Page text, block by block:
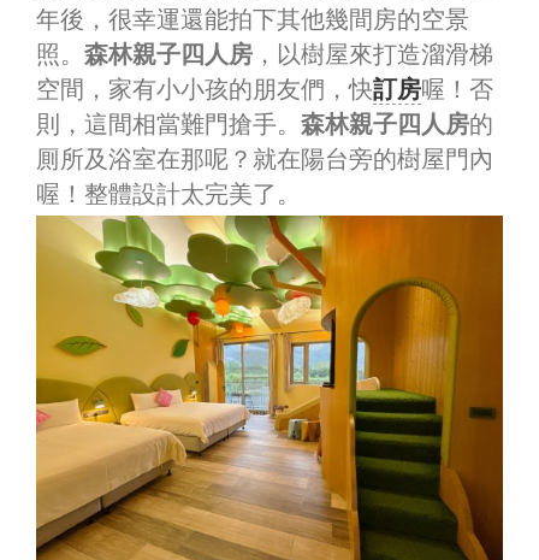
年後，很幸運還能拍下其他幾間房的空景
照。 森林親子四人房 ，以樹屋來打造溜滑梯
空間，家有小小孩的朋友們，快訂房喔！否
則，這間相當難門搶手。 森林親子四人房的
厠所及浴室在那呢？就在陽台旁的樹屋門內
喔！整體設計太完美了。